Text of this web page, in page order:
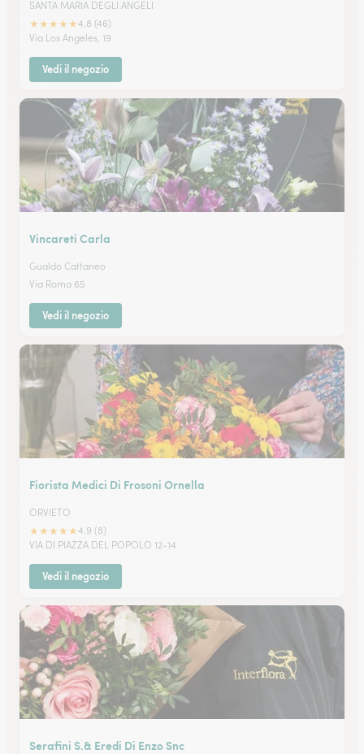
SANTA MARIA DEGLI ANGELI
★★★★★4.8 (46)
Via Los Angeles, 19
Vedi il negozio
Vincareti Carla
Gualdo Cattaneo
Via Roma 65
Vedi il negozio
Fiorista Medici Di Frosoni Ornella
ORVIETO
★★★★★4.9 (8)
VIA DI PIAZZA DEL POPOLO 12-14
Vedi il negozio
Serafini S.& Eredi Di Enzo Snc